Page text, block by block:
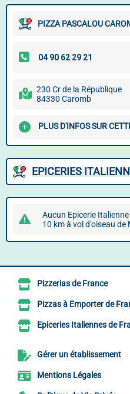
PIZZA PASCALOU
230 Cr de la République
84330 Caromb
PLUS D'INFOS SUR
EPICERIES
Aucun Epicerie
10 km à vol d'oiseau de
Pizzerias de France
Pizzas à Emporter de
Epiceries Italiennes de
Gérer un établissement
Mentions Légales